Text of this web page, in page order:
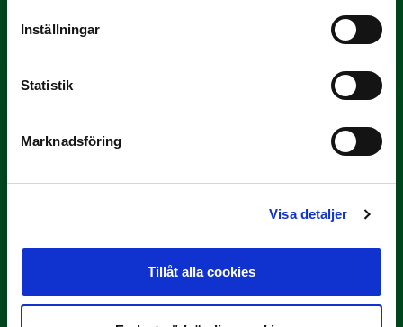
Inställningar
Statistik
Marknadsföring
Visa detaljer
Tillåt alla cookies
Rösta på Månadens Tränare i juni
29 JUNI
Lagerlöf tar över i Sandvikens IF
Tillbaka i hetluften…